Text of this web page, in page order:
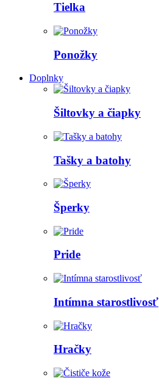
Tielka
Ponožky
Doplnky
Šiltovky a čiapky
Tašky a batohy
Šperky
Pride
Intímna starostlivosť
Hračky